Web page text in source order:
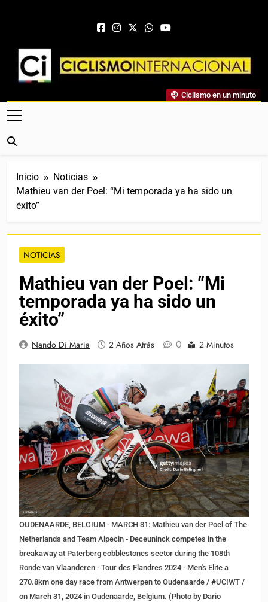
Ciclismo Internacional
Web Dedicada Al Ciclismo Mundial. Entrevistas, Análisis,
Crónicas, Previas Y Más. La Web Ciclista De Referencia.
Ciclismo en un minuto
Inicio
Noticias
Mathieu van der Poel: “Mi temporada ya ha sido un
éxito”
NOTICIAS
Mathieu van der Poel: “Mi
temporada ya ha sido un
éxito”
Nando Di Maria 2 Años Atrás 0 2 Minutos
OUDENAARDE, BELGIUM - MARCH 31: Mathieu van der Poel of The
Netherlands and Team Alpecin - Deceuninck competes in the
breakaway at Paterberg cobblestones sector during the 108th
Ronde van Vlaanderen - Tour des Flandres 2024 - Men's Elite a
270.8km one day race from Antwerpen to Oudenaarde / #UCIWT /
on March 31, 2024 in Oudenaarde, Belgium. (Photo by Dario